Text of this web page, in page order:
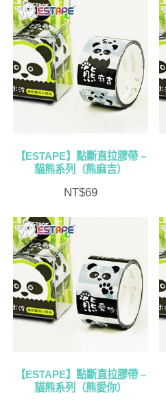
【ESTAPE】點斷直拉膠帶 –
貓熊系列（熊麻吉）
NT$69
【ESTAPE】點斷直拉膠帶 –
貓熊系列（熊愛你）